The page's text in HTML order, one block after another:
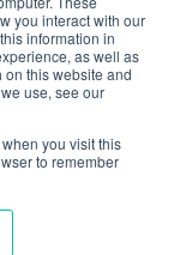
you interact with our
information in
as well as
on this website and
use, see our
you visit this
to remember
104,
Reserved.